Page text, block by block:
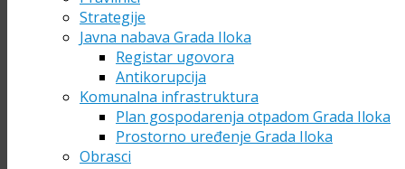
Strategije
Javna nabava Grada Iloka
Registar ugovora
Antikorupcija
Komunalna infrastruktura
Plan gospodarenja otpadom Grada Iloka
Prostorno uređenje Grada Iloka
Obrasci